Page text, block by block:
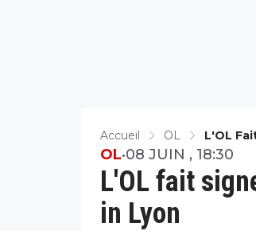
Accueil OL L'OL
L'OL fait
in Lyon
OL•08 JUIN , 18:30